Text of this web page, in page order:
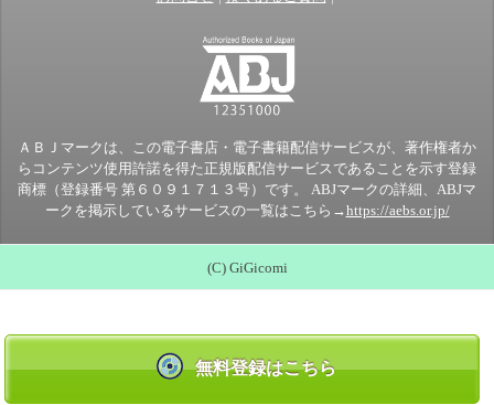
ＡＢＪマークは、この電子書店・電子書籍配信サービスが、著作権者か
らコンテンツ使用許諾を得た正規版配信サービスであることを示す登録
商標（登録番号 第６０９１７１３号）です。 ABJマークの詳細、ABJマ
ークを掲示しているサービスの一覧はこちら→https://aebs.or.jp/
(C) GiGicomi
無料登録はこちら